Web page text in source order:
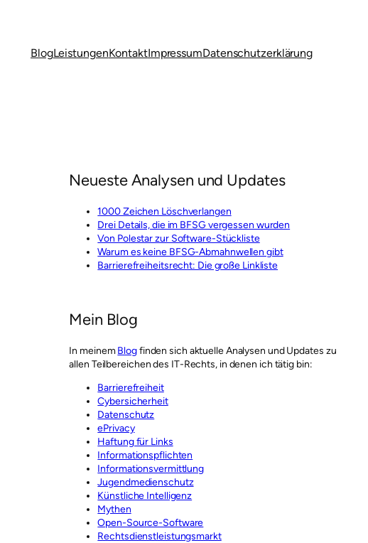
BlogLeistungenKontaktImpressumDatenschutzerklärung
Neueste Analysen und Updates
1000 Zeichen Löschverlangen
Drei Details, die im BFSG vergessen wurden
Von Polestar zur Software-Stückliste
Warum es keine BFSG-Abmahnwellen gibt
Barrierefreiheitsrecht: Die große Linkliste
Mein Blog
In meinemBlogfinden sich aktuelle Analysen und Updates zu
allen Teilbereichen des IT-Rechts, in denen ich tätig bin:
Barrierefreiheit
Cybersicherheit
Datenschutz
ePrivacy
Haftung für Links
Informationspflichten
Informationsvermittlung
Jugendmedienschutz
Künstliche Intelligenz
Mythen
Open-Source-Software
Rechtsdienstleistungsmarkt